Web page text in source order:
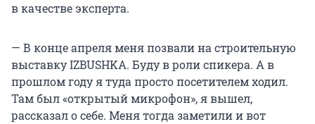
в качестве эксперта.
— В конце апреля меня позвали на строительную
выставку IZBUSHKA. Буду в роли спикера. А в
прошлом году я туда просто посетителем ходил.
Там был «открытый микрофон», я вышел,
рассказал о себе. Меня тогда заметили и вот